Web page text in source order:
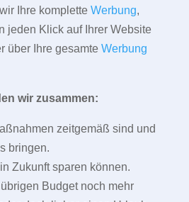
Ihre komplette Werbung,
jeden Klick auf Ihrer Website
über Ihre gesamte Werbung
wir zusammen:
zeitgemäß sind und
bringen.
Zukunft sparen können.
Budget noch mehr